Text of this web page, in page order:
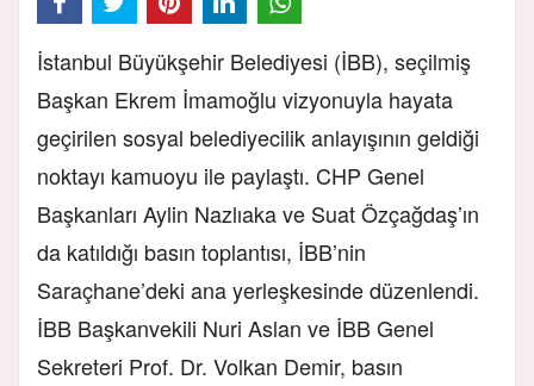
İstanbul Büyükşehir Belediyesi (İBB), seçilmiş
Başkan Ekrem İmamoğlu vizyonuyla hayata
geçirilen sosyal belediyecilik anlayışının geldiği
noktayı kamuoyu ile paylaştı. CHP Genel
Başkanları Aylin Nazlıaka ve Suat Özçağdaş’ın
da katıldığı basın toplantısı, İBB’nin
Saraçhane’deki ana yerleşkesinde düzenlendi.
İBB Başkanvekili Nuri Aslan ve İBB Genel
Sekreteri Prof. Dr. Volkan Demir, basın